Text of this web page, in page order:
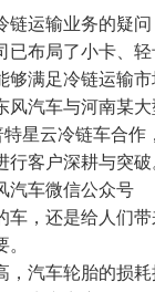
链运输业务的疑
已布局了小卡、
满足冷链运输
风汽车与河南某
星云冷链车合作
客户深耕与突破
汽车微信公众号
车，还是给人们
，汽车轮胎的损